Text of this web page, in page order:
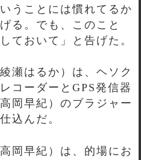
うことには慣れてるか
る。でも、このこと
ておいて」と告げた。
瀬はるか）は、ヘソク
コーダーとGPS発信器
岡早紀）のブラジャー
込んだ。
岡早紀）は、的場にお